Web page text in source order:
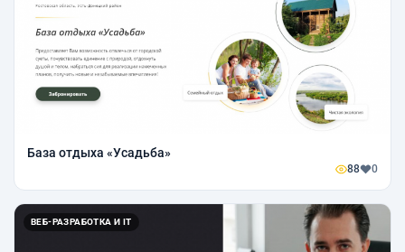
База отдыха «Усадьба»
88 0
ВЕБ-РАЗРАБОТКА И IT